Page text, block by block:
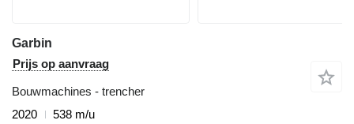
Garbin
Prijs op aanvraag
Bouwmachines - trencher
2020
538 m/u